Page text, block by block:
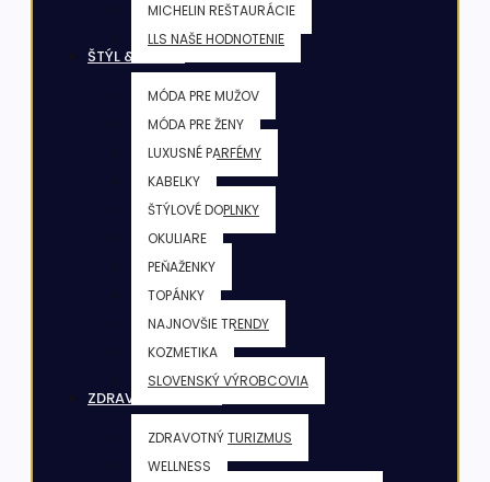
MICHELIN REŠTAURÁCIE
LLS NAŠE HODNOTENIE
ŠTÝL & KRÁSA
MÓDA PRE MUŽOV
MÓDA PRE ŽENY
LUXUSNÉ PARFÉMY
KABELKY
ŠTÝLOVÉ DOPLNKY
OKULIARE
PEŇAŽENKY
TOPÁNKY
NAJNOVŠIE TRENDY
KOZMETIKA
SLOVENSKÝ VÝROBCOVIA
ZDRAVIE & FITNESS
ZDRAVOTNÝ TURIZMUS
WELLNESS